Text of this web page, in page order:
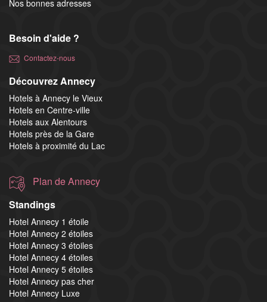
Nos bonnes adresses
Besoin d'aide ?
Contactez-nous
Découvrez Annecy
Hotels à Annecy le Vieux
Hotels en Centre-ville
Hotels aux Alentours
Hotels près de la Gare
Hotels à proximité du Lac
Plan de Annecy
Standings
Hotel Annecy 1 étoile
Hotel Annecy 2 étoiles
Hotel Annecy 3 étoiles
Hotel Annecy 4 étoiles
Hotel Annecy 5 étoiles
Hotel Annecy pas cher
Hotel Annecy Luxe